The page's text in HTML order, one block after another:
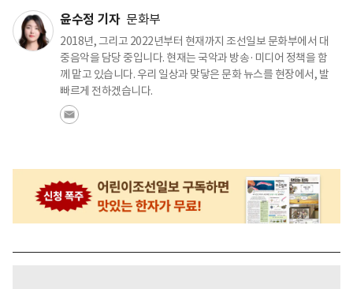
윤수정 기자 문화부
2018년, 그리고 2022년부터 현재까지 조선일보 문화부에서 대
중음악을 담당 중입니다. 현재는 국악과 방송·미디어 정책을 함
께 맡고 있습니다. 우리 일상과 맞닿은 문화 뉴스를 현장에서, 발
빠르게 전하겠습니다.